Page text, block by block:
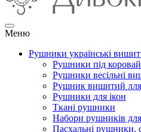
Меню
Рушники українські
Рушники під коровай
Рушники весільні
Рушник вишитий
Рушники для ікон
Ткані рушники
Набори рушників
Пасхальні рушники,